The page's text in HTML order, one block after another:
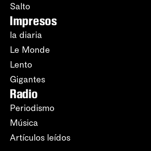
Salto
Impresos
la diaria
Le Monde
Lento
Gigantes
Radio
Periodismo
Música
Artículos leídos